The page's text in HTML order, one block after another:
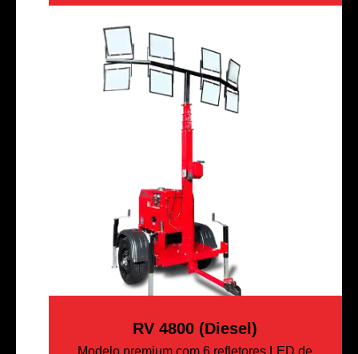
RV 4800 (Diesel)
Modelo premium com 6 refletores LED de